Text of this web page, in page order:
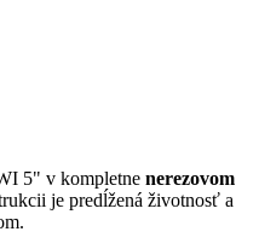
5" v kompletne nerezovom
je predĺžená životnosť a